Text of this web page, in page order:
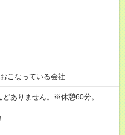
こなっている会社
ありません。※休憩60分。